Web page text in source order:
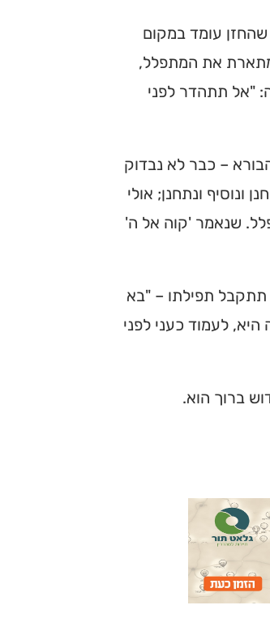
עומד במקום
את המתפלל,
"אל תתהדר לפני
– כבר לא נבדוק
ונתחנן; אולי
שנאמר 'קוה אל ה'
תתקבל תפילתו – "בא
לעמוד כעני לפני
ברוך הוא.